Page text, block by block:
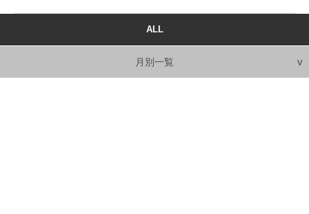
ALL
月別一覧